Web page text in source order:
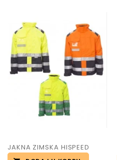
JAKNA ZIMSKA HISPEED